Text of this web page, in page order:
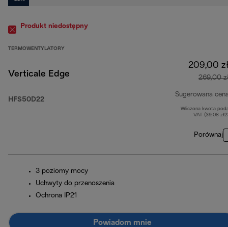
Produkt niedostępny
TERMOWENTYLATORY
Verticale Edge
HFS50D22
209,00
269,00
Sugerowana
Wliczona kwota
VAT (39,08
Porównaj
3 poziomy mocy
Uchwyty do przenoszenia
Ochrona IP21
Powiadom mnie